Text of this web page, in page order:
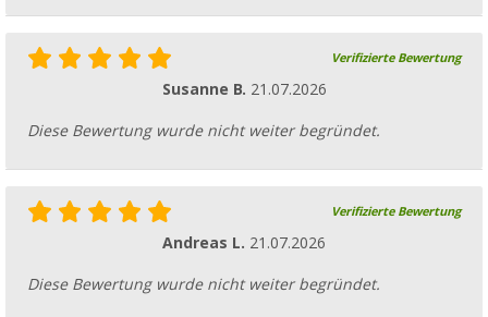
Verifizierte Bewertung
Susanne B. 21.07.2026
Diese Bewertung wurde nicht weiter begründet.
Verifizierte Bewertung
Andreas L. 21.07.2026
Diese Bewertung wurde nicht weiter begründet.